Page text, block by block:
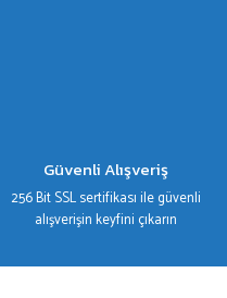
Güvenli Alışveriş
256 Bit SSL sertifikası ile güvenli
alışverişin keyfini çıkarın